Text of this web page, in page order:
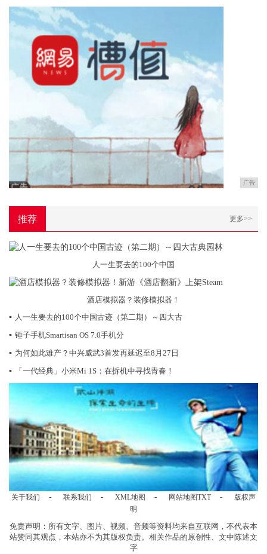
广告
推荐 更多>>
人一生要去的100个中国
酒店模拟器？装修模拟器！
▪ 人一生要去的100个中国古迹（第二期）～四大古
▪ 锤子手机Smartisan OS 7.0手机分
▪ 为何如此难产？中兴威武3首发再延迟至8月27日
▪
「一代经典」小米Mi 1S：在拆机中寻找青春！
关于我们 - 联系我们 - XML地图 - 网站地图TXT -
版权声
明
免责声明：所有文字、图片、视频、音频等资料均来自互联网，不代表本
站赞同其观点，本站亦不为其版权负责。相关作品的原创性、文中陈述文
字